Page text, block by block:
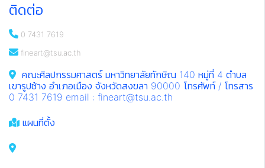
ติดต่อ
0 7431 7619
fineart@tsu.ac.th
คณะศิลปกรรมศาสตร์ มหาวิทยาลัยทักษิณ 140 หมู่ที่ 4 ตำบล
เขารูปช้าง อำเภอเมือง จังหวัดสงขลา 90000 โทรศัพท์ / โทรสาร
0 7431 7619 email : fineart@tsu.ac.th
แผนที่ตั้ง